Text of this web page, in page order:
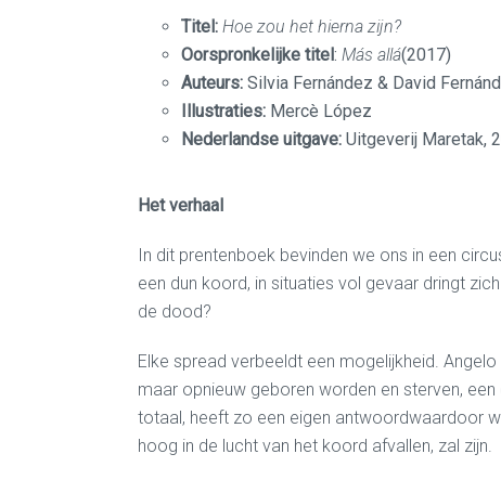
Titel: Hoe zou het hierna zijn?
Oorspronkelijke titel: Más allá(2017)
Auteurs: Silvia Fernández & David
Illustraties: Mercè López
Nederlandse uitgave: Uitgeverij Maretak,
Het verhaal
In dit prentenboek bevinden we ons in een
een dun koord, in situaties vol gevaar dringt
de dood?
Elke spread verbeeldt een mogelijkheid.
maar opnieuw geboren worden en sterven,
totaal, heeft zo een eigen antwoordwaardoor
hoog in de lucht van het koord afvallen, zal zijn.